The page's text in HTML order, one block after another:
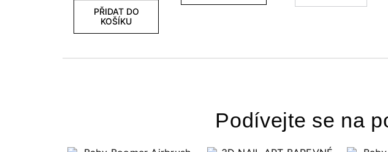
PŘIDAT DO
KOŠÍKU
Podívejte se na